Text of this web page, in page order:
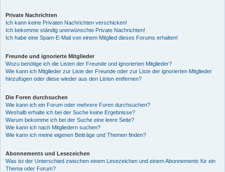
Private Nachrichten
Ich kann keine Privaten Nachrichten verschicken!
Ich bekomme ständig unerwünschte Private Nachrichten!
Ich habe eine Spam-E-Mail von einem Mitglied dieses Forums erhalten!
Freunde und ignorierte Mitglieder
Wozu benötige ich die Listen der Freunde und ignorierten Mitglieder?
Wie kann ich Mitglieder zur Liste der Freunde oder zur Liste der ignorierten Mitglieder
hinzufügen oder diese wieder aus den Listen entfernen?
Die Foren durchsuchen
Wie kann ich ein Forum oder mehrere Foren durchsuchen?
Weshalb erhalte ich bei der Suche keine Ergebnisse?
Warum bekomme ich bei der Suche eine leere Seite?
Wie kann ich nach Mitgliedern suchen?
Wie kann ich meine eigenen Beiträge und Themen finden?
Abonnements und Lesezeichen
Was ist der Unterschied zwischen einem Lesezeichen und einem Abonnements für ein
Thema oder Forum?